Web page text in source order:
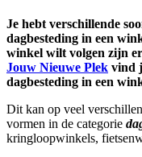
Je hebt verschillende
dagbesteding in een
winkel wilt volgen zijn
Jouw Nieuwe Plek vind
dagbesteding in een
Dit kan op veel
vormen in de categorie
kringloopwinkels,